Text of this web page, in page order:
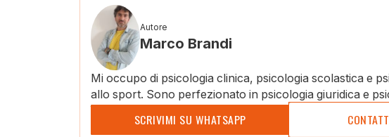
Autore
Marco Brandi
Mi occupo di psicologia clinica, psicologia scolastica e
allo sport. Sono perfezionato in psicologia giuridica e
SCRIVIMI SU WHATSAPP